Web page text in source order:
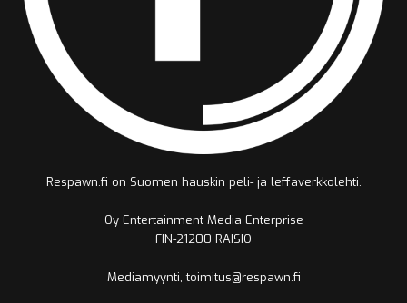
Respawn.fi on Suomen hauskin peli- ja leffaverkkolehti.
Oy Entertainment Media Enterprise
FIN-21200 RAISIO
Mediamyynti, toimitus@respawn.fi